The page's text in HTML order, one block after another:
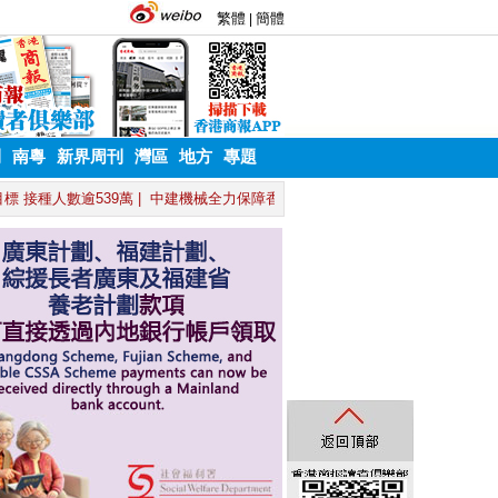
南粵 新界周刊 灣區 地方 專題